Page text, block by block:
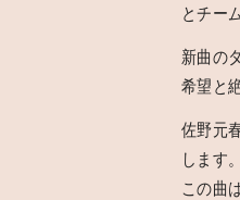
とチー
新曲の
希望と
佐野元
します。
この曲